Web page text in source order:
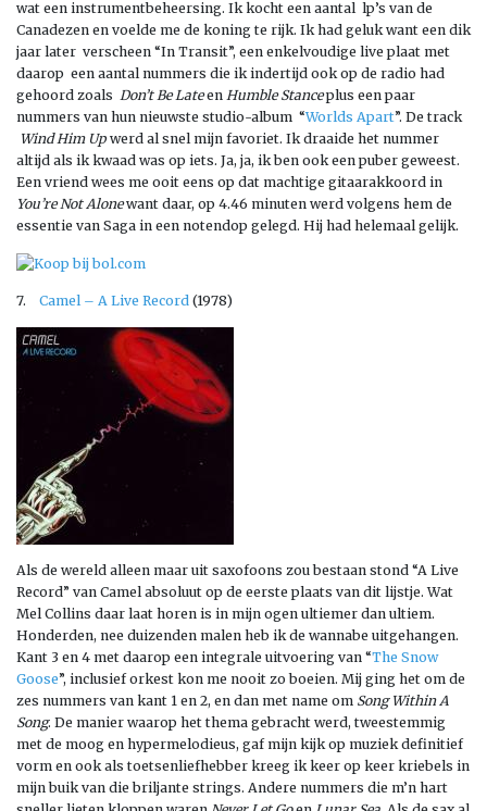
wat een instrumentbeheersing. Ik kocht een aantal lp’s van de
Canadezen en voelde me de koning te rijk. Ik had geluk want een dik
jaar later verscheen “In Transit”, een enkelvoudige live plaat met
daarop een aantal nummers die ik indertijd ook op de radio had
gehoord zoals Don’t Be Lateen Humble Stanceplus een paar
nummers van hun nieuwste studio-album “Worlds Apart”. De track
Wind Him Upwerd al snel mijn favoriet. Ik draaide het nummer
altijd als ik kwaad was op iets. Ja, ja, ik ben ook een puber geweest.
Een vriend wees me ooit eens op dat machtige gitaarakkoord in
You’re Not Alonewant daar, op 4.46 minuten werd volgens hem de
essentie van Saga in een notendop gelegd. Hij had helemaal gelijk.
7. Camel – A Live Record (1978)
Als de wereld alleen maar uit saxofoons zou bestaan stond “A Live
Record” van Camel absoluut op de eerste plaats van dit lijstje. Wat
Mel Collins daar laat horen is in mijn ogen ultiemer dan ultiem.
Honderden, nee duizenden malen heb ik de wannabe uitgehangen.
Kant 3 en 4 met daarop een integrale uitvoering van “The Snow
Goose”, inclusief orkest kon me nooit zo boeien. Mij ging het om de
zes nummers van kant 1 en 2, en dan met name om Song Within A
Song. De manier waarop het thema gebracht werd, tweestemmig
met de moog en hypermelodieus, gaf mijn kijk op muziek definitief
vorm en ook als toetsenliefhebber kreeg ik keer op keer kriebels in
mijn buik van die briljante strings. Andere nummers die m’n hart